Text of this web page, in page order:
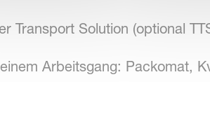
Transport Solution (optional
Arbeitsgang: Packomat,